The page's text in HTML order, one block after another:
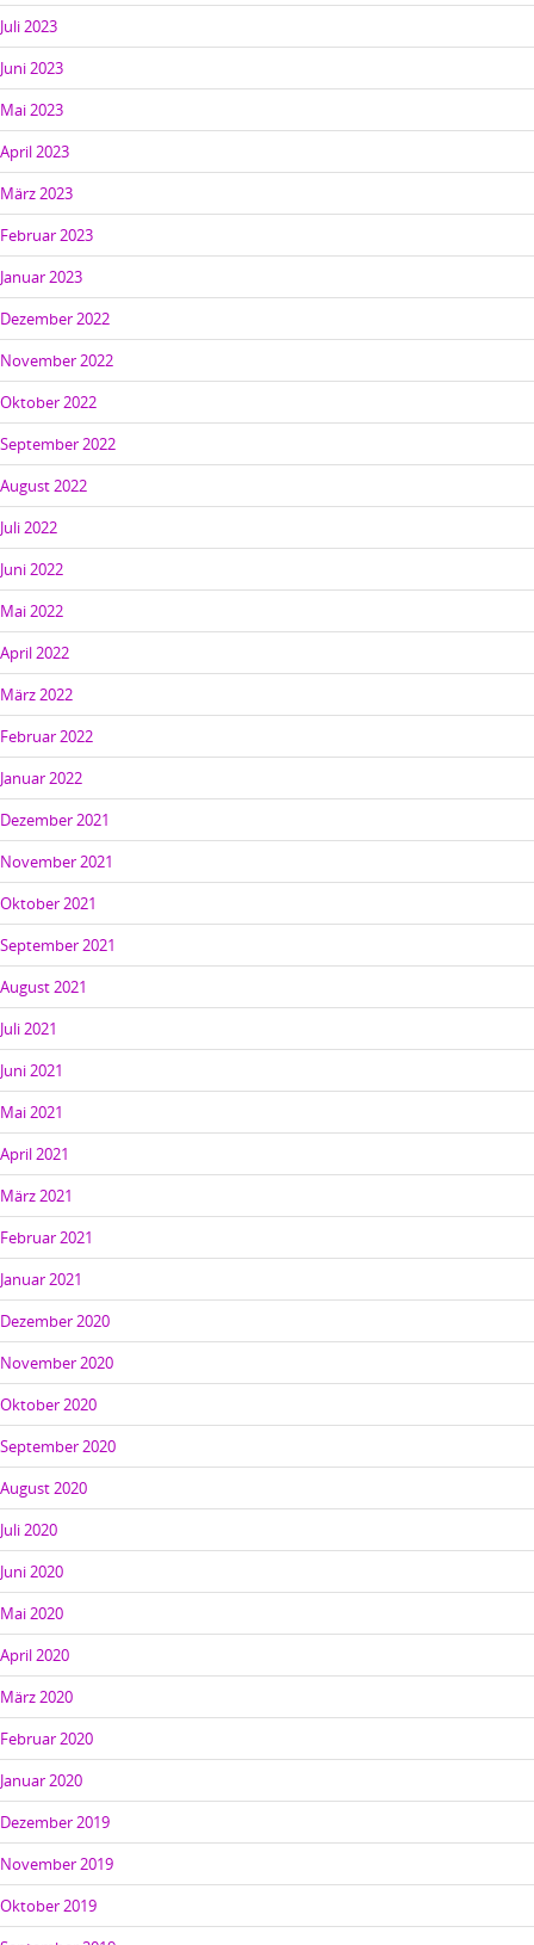
Juli 2023
Juni 2023
Mai 2023
April 2023
März 2023
Februar 2023
Januar 2023
Dezember 2022
November 2022
Oktober 2022
September 2022
August 2022
Juli 2022
Juni 2022
Mai 2022
April 2022
März 2022
Februar 2022
Januar 2022
Dezember 2021
November 2021
Oktober 2021
September 2021
August 2021
Juli 2021
Juni 2021
Mai 2021
April 2021
März 2021
Februar 2021
Januar 2021
Dezember 2020
November 2020
Oktober 2020
September 2020
August 2020
Juli 2020
Juni 2020
Mai 2020
April 2020
März 2020
Februar 2020
Januar 2020
Dezember 2019
November 2019
Oktober 2019